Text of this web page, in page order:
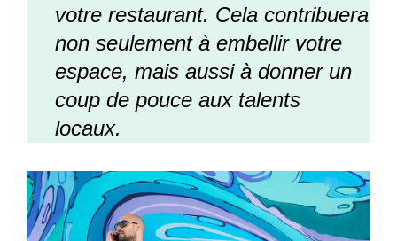
votre restaurant. Cela contribuera
non seulement à embellir votre
espace, mais aussi à donner un
coup de pouce aux talents
locaux.